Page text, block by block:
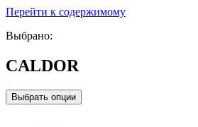
Перейти к содержимому
Выбрано:
CALDOR
Выбрать опции